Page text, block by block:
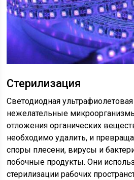
Стерилизация
Светодиодная
нежелательные
отложения органических
необходимо удалить, и
споры плесени, вирусы и
побочные продукты. Они
стерилизации рабочих